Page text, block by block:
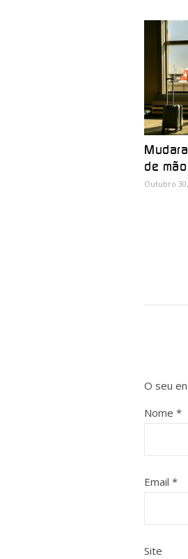
de
Outubro
O seu
Nome *
Email *
Site